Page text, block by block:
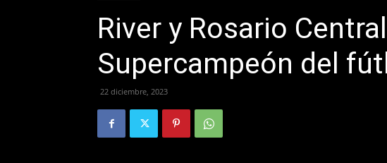
River y Rosario
Supercampeón del
22 diciembre, 2023